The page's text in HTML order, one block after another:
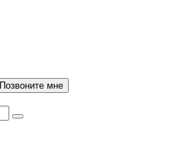
Позвоните мне